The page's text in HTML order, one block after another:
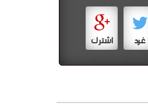
غرد اشترك